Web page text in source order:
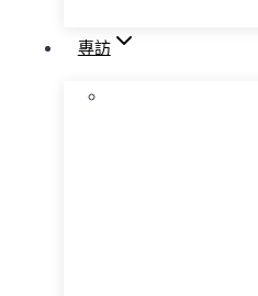
專訪